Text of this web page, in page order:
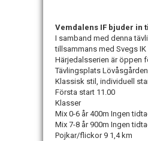
Vemdalens IF bjuder in
I samband med denna
tillsammans med Svegs
Härjedalsserien är öppen
Tävlingsplats
Klassisk stil, individuell
Första start 11.00
Klasser
Mix 0-6 år 400m Ingen
Mix 7-8 år 900m Ingen
Pojkar/flickor 9 1,4 km